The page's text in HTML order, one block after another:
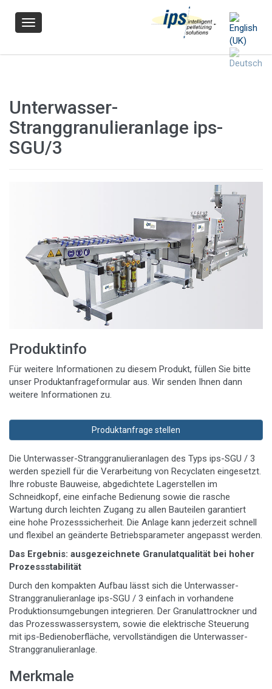
Navigation
Unterwasser-
Stranggranulieranlage ips-
SGU/3
Produktinfo
Für weitere Informationen zu diesem Produkt, füllen Sie bitte
unser Produktanfrageformular aus. Wir senden Ihnen dann
weitere Informationen zu.
Produktanfrage stellen
Die Unterwasser-Stranggranulieranlagen des Typs ips-SGU / 3
werden speziell für die Verarbeitung von Recyclaten eingesetzt.
Ihre robuste Bauweise, abgedichtete Lagerstellen im
Schneidkopf, eine einfache Bedienung sowie die rasche
Wartung durch leichten Zugang zu allen Bauteilen garantiert
eine hohe Prozesssicherheit. Die Anlage kann jederzeit schnell
und flexibel an geänderte Betriebsparameter angepasst werden.
Das Ergebnis: ausgezeichnete Granulatqualität bei hoher
Prozessstabilität
Durch den kompakten Aufbau lässt sich die Unterwasser-
Stranggranulieranlage ips-SGU / 3 einfach in vorhandene
Produktionsumgebungen integrieren. Der Granulattrockner und
das Prozesswassersystem, sowie die elektrische Steuerung
mit ips-Bedienoberfläche, vervollständigen die Unterwasser-
Stranggranulieranlage.
Merkmale